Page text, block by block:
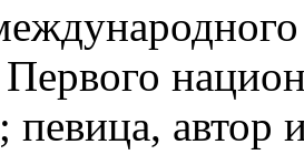
певица,